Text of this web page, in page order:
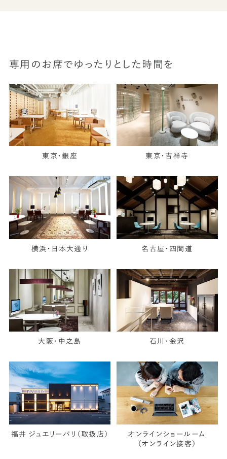
専用のお席でゆったりとした時間を
東京・銀座 東京・吉祥寺
横浜・日本大通り 名古屋・四間道
大阪・中之島 石川・金沢
福井 ジュエリーパリ（取扱店）
オンラインショールーム
（オンライン接客）